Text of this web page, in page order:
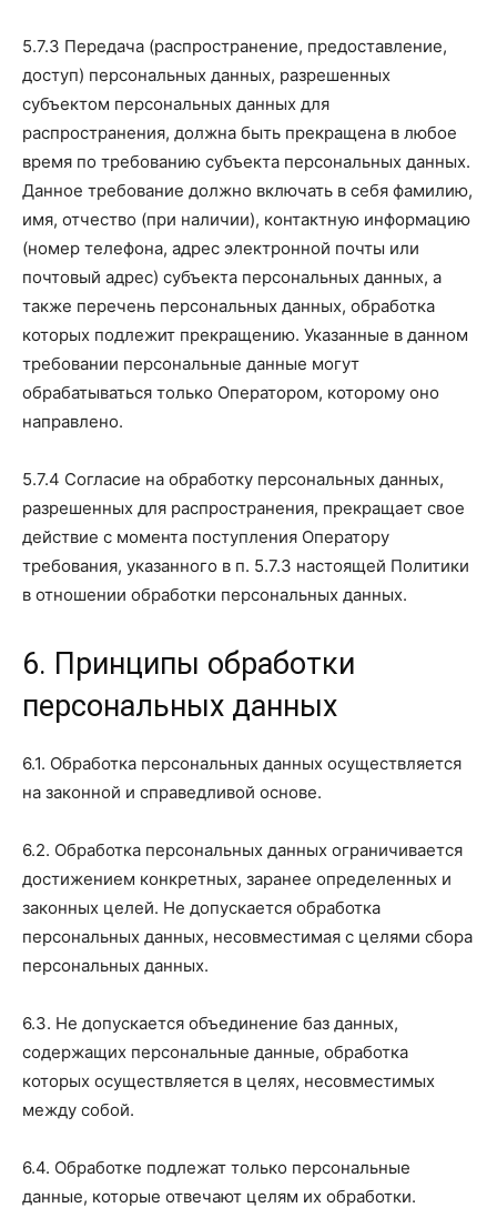
5.7.3 Передача (распространение, предоставление,
доступ) персональных данных, разрешенных
субъектом персональных данных для
распространения, должна быть прекращена в любое
время по требованию субъекта персональных данных.
Данное требование должно включать в себя фамилию,
имя, отчество (при наличии), контактную информацию
(номер телефона, адрес электронной почты или
почтовый адрес) субъекта персональных данных, а
также перечень персональных данных, обработка
которых подлежит прекращению. Указанные в данном
требовании персональные данные могут
обрабатываться только Оператором, которому оно
направлено.
5.7.4 Согласие на обработку персональных данных,
разрешенных для распространения, прекращает свое
действие с момента поступления Оператору
требования, указанного в п. 5.7.3 настоящей Политики
в отношении обработки персональных данных.
6. Принципы обработки
персональных данных
6.1. Обработка персональных данных осуществляется
на законной и справедливой основе.
6.2. Обработка персональных данных ограничивается
достижением конкретных, заранее определенных и
законных целей. Не допускается обработка
персональных данных, несовместимая с целями сбора
персональных данных.
6.3. Не допускается объединение баз данных,
содержащих персональные данные, обработка
которых осуществляется в целях, несовместимых
между собой.
6.4. Обработке подлежат только персональные
данные, которые отвечают целям их обработки.